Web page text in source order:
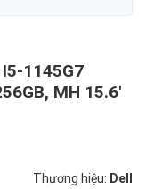
1145G7
MH 15.6′
Thương hiệu: Dell